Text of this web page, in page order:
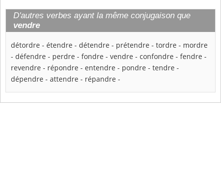
D'autres verbes ayant la même conjugaison que
vendre
détordre - étendre - détendre - prétendre - tordre - mordre
- défendre - perdre - fondre - vendre - confondre - fendre -
revendre - répondre - entendre - pondre - tendre -
dépendre - attendre - répandre -